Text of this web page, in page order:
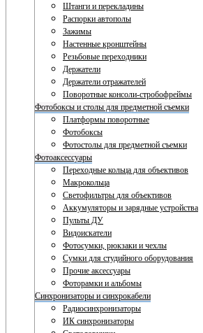
Штанги и перекладины
Распорки автополы
Зажимы
Настенные кронштейны
Резьбовые переходники
Держатели
Держатели отражателей
Поворотные консоли-стробофреймы
Фотобоксы и столы для предметной съемки
Платформы поворотные
Фотобоксы
Фотостолы для предметной съемки
Фотоаксессуары
Переходные кольца для объективов
Макрокольца
Светофильтры для объективов
Аккумуляторы и зарядные устройства
Пульты ДУ
Видоискатели
Фотосумки, рюкзаки и чехлы
Сумки для студийного оборудования
Прочие аксессуары
Фоторамки и альбомы
Синхронизаторы и синхрокабели
Радиосинхронизаторы
ИК синхронизаторы